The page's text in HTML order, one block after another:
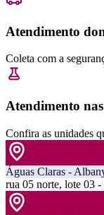
Atendimento
Coleta com a
Atendimento
Confira as unidades
Águas Claras -
rua 05 norte, lote 03